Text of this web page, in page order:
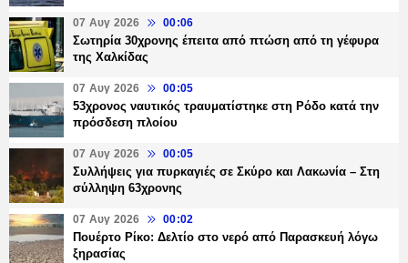
07 Αυγ 2026 00:06
Σωτηρία 30χρονης έπειτα από πτώση από τη γέφυρα
της Χαλκίδας
07 Αυγ 2026 00:05
53χρονος ναυτικός τραυματίστηκε στη Ρόδο κατά την
πρόσδεση πλοίου
07 Αυγ 2026 00:05
Συλλήψεις για πυρκαγιές σε Σκύρο και Λακωνία – Στη
σύλληψη 63χρονης
07 Αυγ 2026 00:02
Πουέρτο Ρίκο: Δελτίο στο νερό από Παρασκευή λόγω
ξηρασίας